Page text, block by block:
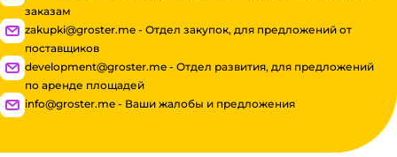
заказам
zakupki@groster.me - Отдел закупок, для предложений от
поставщиков
development@groster.me - Отдел развития, для предложений
по аренде площадей
info@groster.me - Ваши жалобы и предложения